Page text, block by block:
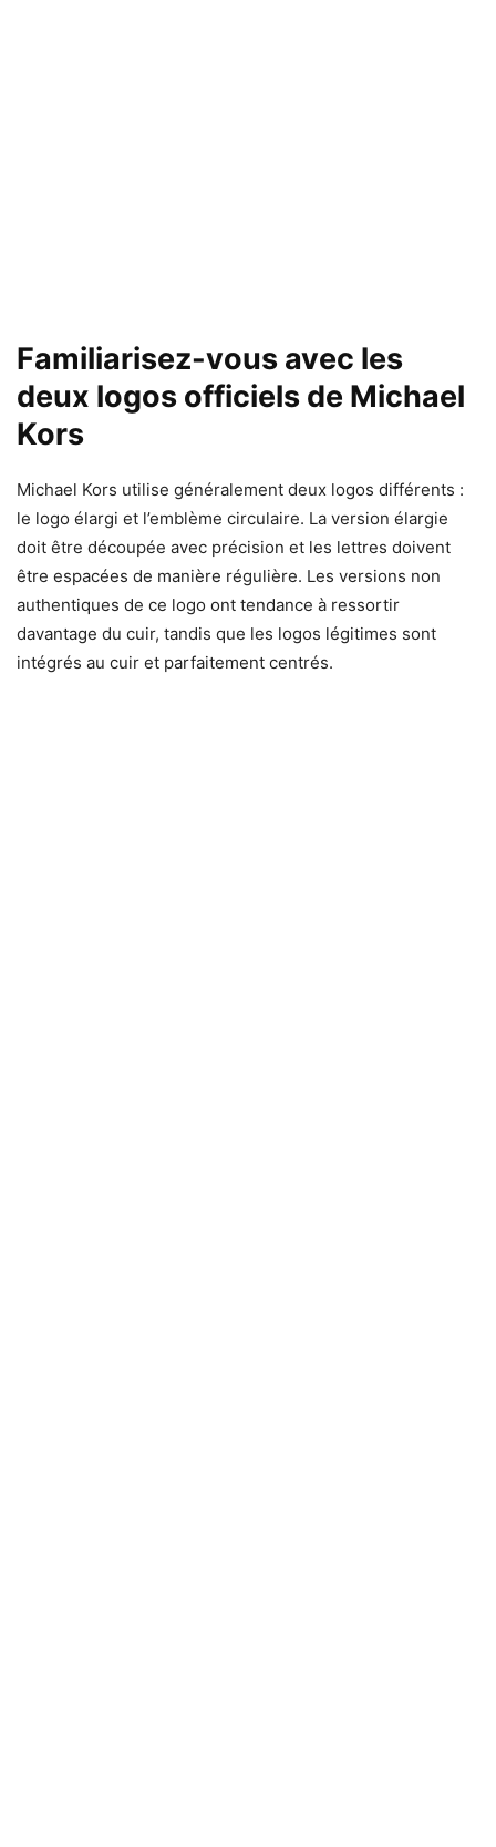
Familiarisez-vous avec les
deux logos officiels de Michael
Kors
Michael Kors utilise généralement deux logos différents :
le logo élargi et l’emblème circulaire. La version élargie
doit être découpée avec précision et les lettres doivent
être espacées de manière régulière. Les versions non
authentiques de ce logo ont tendance à ressortir
davantage du cuir, tandis que les logos légitimes sont
intégrés au cuir et parfaitement centrés.